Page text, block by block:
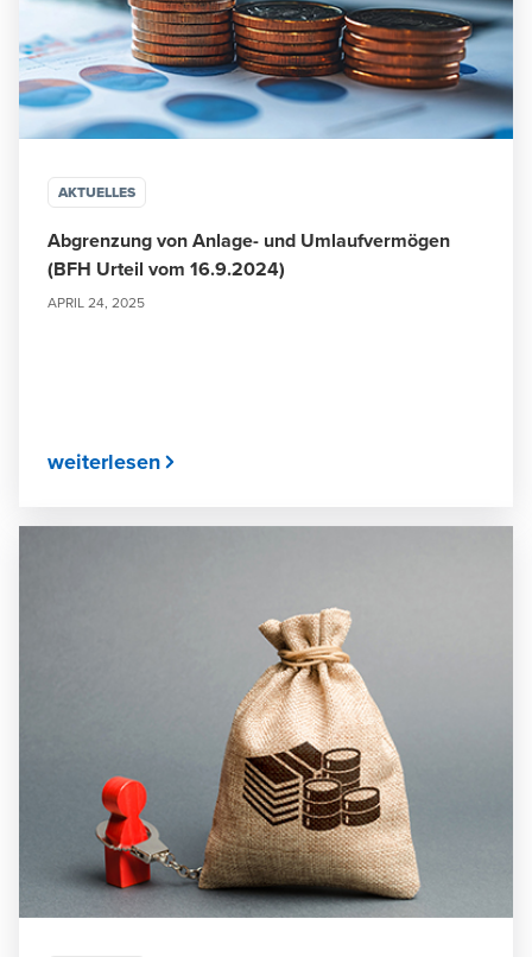
AKTUELLES
Abgrenzung von Anlage- und Umlaufvermögen
(BFH Urteil vom 16.9.2024)
APRIL 24, 2025
weiterlesen